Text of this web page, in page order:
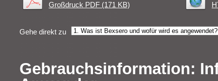
Großdruck PDF (171 KB)
Gehe direkt zu
Gebrauchsinformation: